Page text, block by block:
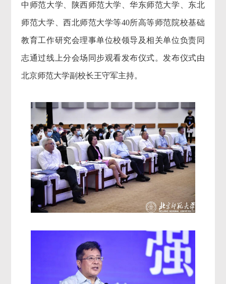
中师范大学、陕西师范大学、华东师范大学、东北
师范大学、西北师范大学等40所高等师范院校基础
教育工作研究会理事单位校领导及相关单位负责同
志通过线上分会场同步观看发布仪式。发布仪式由
北京师范大学副校长王守军主持。